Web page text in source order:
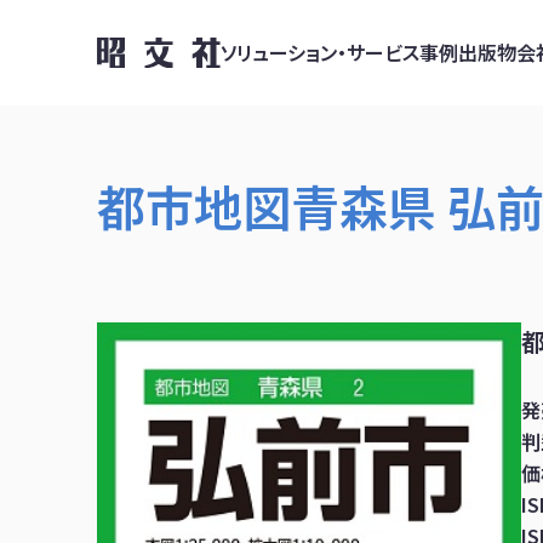
ソリューション・サービス事例出版物会
都市地図青森県 弘
価